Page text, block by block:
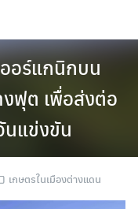
อร์แกนิกบน
ฟุต เพื่อส่งต่อ
นแข่งขัน
เกษตรในเมืองต่างแดน